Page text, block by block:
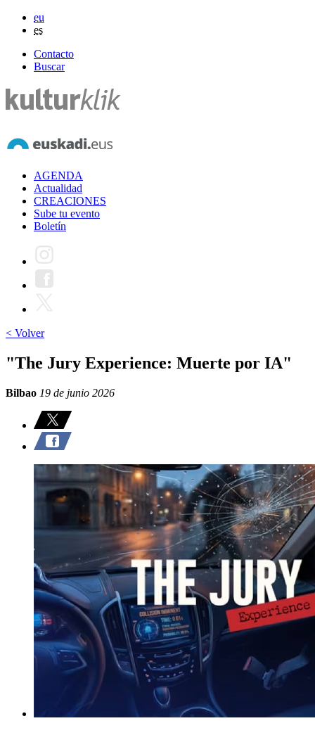
eu
es
Contacto
Buscar
AGENDA
Actualidad
CREACIONES
Sube tu evento
Boletín
< Volver
"The Jury Experience: Muerte por IA"
Bilbao 19 de junio 2026